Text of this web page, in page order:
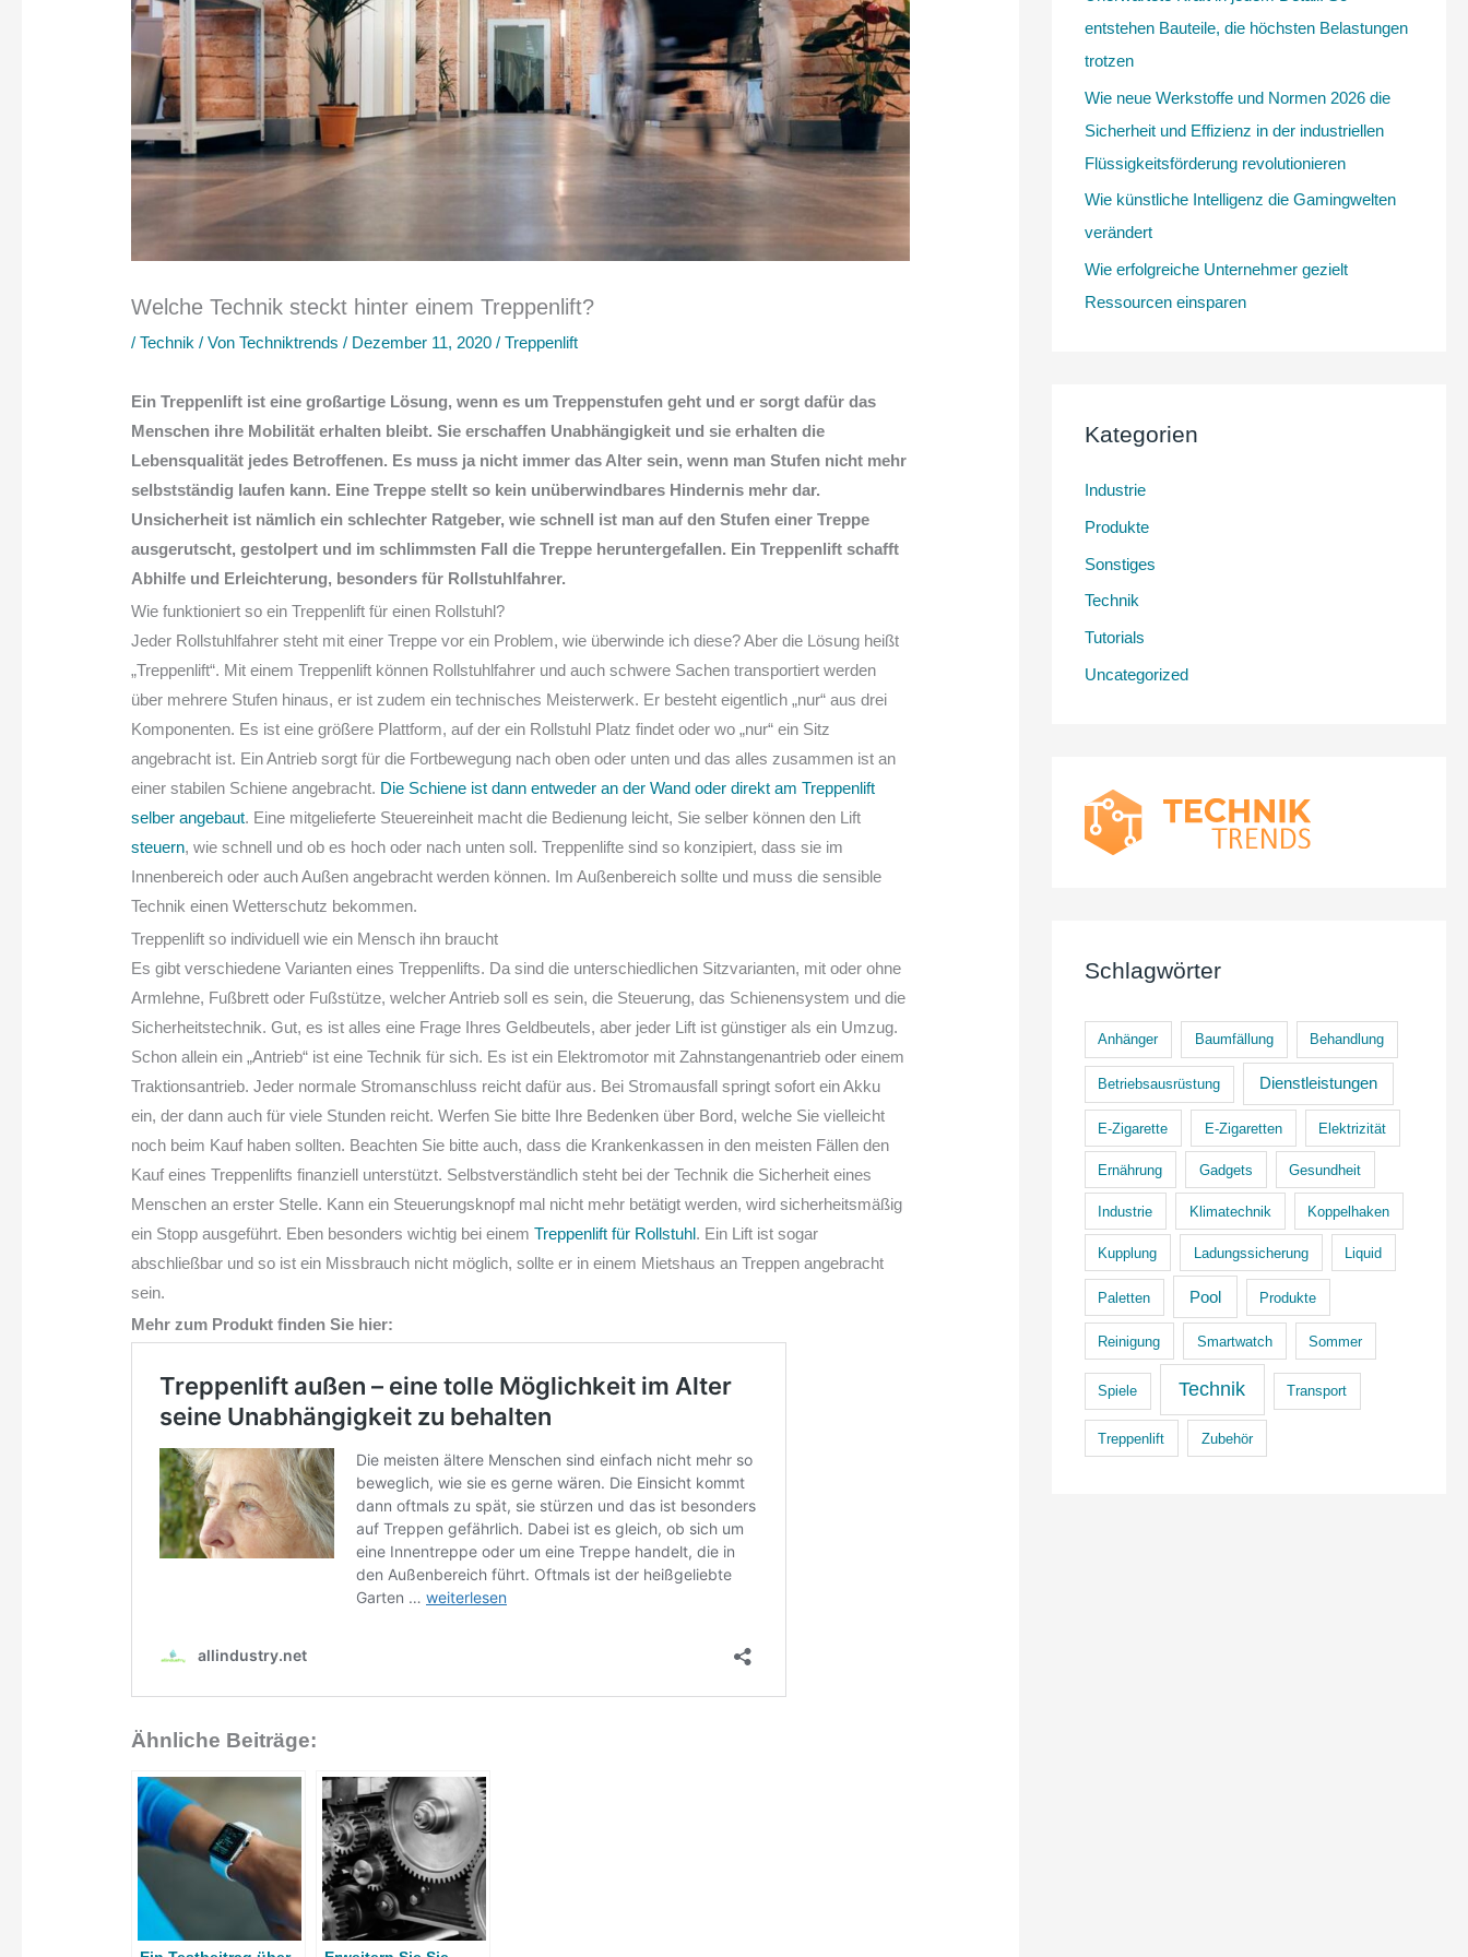
Welche Technik steckt hinter einem Treppenlift?
/Technik / VonTechniktrends/ Dezember 11, 2020/Treppenlift
Ein Treppenlift ist eine großartige Lösung, wenn es um Treppenstufen geht und er sorgt dafür das
Menschen ihre Mobilität erhalten bleibt. Sie erschaffen Unabhängigkeit und sie erhalten die
Lebensqualität jedes Betroffenen. Es muss ja nicht immer das Alter sein, wenn man Stufen nicht mehr
selbstständig laufen kann. Eine Treppe stellt so kein unüberwindbares Hindernis mehr dar.
Unsicherheit ist nämlich ein schlechter Ratgeber, wie schnell ist man auf den Stufen einer Treppe
ausgerutscht, gestolpert und im schlimmsten Fall die Treppe heruntergefallen. Ein Treppenlift schafft
Abhilfe und Erleichterung, besonders für Rollstuhlfahrer.
Wie funktioniert so ein Treppenlift für einen Rollstuhl?
Jeder Rollstuhlfahrer steht mit einer Treppe vor ein Problem, wie überwinde ich diese? Aber die Lösung heißt
„Treppenlift“. Mit einem Treppenlift können Rollstuhlfahrer und auch schwere Sachen transportiert werden
über mehrere Stufen hinaus, er ist zudem ein technisches Meisterwerk. Er besteht eigentlich „nur“ aus drei
Komponenten. Es ist eine größere Plattform, auf der ein Rollstuhl Platz findet oder wo „nur“ ein Sitz
angebracht ist. Ein Antrieb sorgt für die Fortbewegung nach oben oder unten und das alles zusammen ist an
einer stabilen Schiene angebracht. Die Schiene ist dann entweder an der Wand oder direkt am Treppenlift
selber angebaut. Eine mitgelieferte Steuereinheit macht die Bedienung leicht, Sie selber können den Lift
steuern, wie schnell und ob es hoch oder nach unten soll. Treppenlifte sind so konzipiert, dass sie im
Innenbereich oder auch Außen angebracht werden können. Im Außenbereich sollte und muss die sensible
Technik einen Wetterschutz bekommen.
Treppenlift so individuell wie ein Mensch ihn braucht
Es gibt verschiedene Varianten eines Treppenlifts. Da sind die unterschiedlichen Sitzvarianten, mit oder ohne
Armlehne, Fußbrett oder Fußstütze, welcher Antrieb soll es sein, die Steuerung, das Schienensystem und die
Sicherheitstechnik. Gut, es ist alles eine Frage Ihres Geldbeutels, aber jeder Lift ist günstiger als ein Umzug.
Schon allein ein „Antrieb“ ist eine Technik für sich. Es ist ein Elektromotor mit Zahnstangenantrieb oder einem
Traktionsantrieb. Jeder normale Stromanschluss reicht dafür aus. Bei Stromausfall springt sofort ein Akku
ein, der dann auch für viele Stunden reicht. Werfen Sie bitte Ihre Bedenken über Bord, welche Sie vielleicht
noch beim Kauf haben sollten. Beachten Sie bitte auch, dass die Krankenkassen in den meisten Fällen den
Kauf eines Treppenlifts finanziell unterstützt. Selbstverständlich steht bei der Technik die Sicherheit eines
Menschen an erster Stelle. Kann ein Steuerungsknopf mal nicht mehr betätigt werden, wird sicherheitsmäßig
ein Stopp ausgeführt. Eben besonders wichtig bei einemTreppenlift für Rollstuhl. Ein Lift ist sogar
abschließbar und so ist ein Missbrauch nicht möglich, sollte er in einem Mietshaus an Treppen angebracht
sein.
Mehr zum Produkt finden Sie hier:
Ähnliche Beiträge:
h
:
entstehen Bauteile, die höchsten Belastungen
trotzen
Wie neue Werkstoffe und Normen 2026 die
Sicherheit und Effizienz in der industriellen
Flüssigkeitsförderung revolutionieren
Wie künstliche Intelligenz die Gamingwelten
verändert
Wie erfolgreiche Unternehmer gezielt
Ressourcen einsparen
Kategorien
Industrie
Produkte
Sonstiges
Technik
Tutorials
Uncategorized
Schlagwörter
Anhänger Baumfällung Behandlung
Betriebsausrüstung Dienstleistungen
E-Zigarette E-Zigaretten Elektrizität
Ernährung Gadgets Gesundheit
Industrie Klimatechnik Koppelhaken
Kupplung Ladungssicherung Liquid
Paletten Pool Produkte
Reinigung Smartwatch Sommer
Spiele Technik Transport
Treppenlift Zubehör